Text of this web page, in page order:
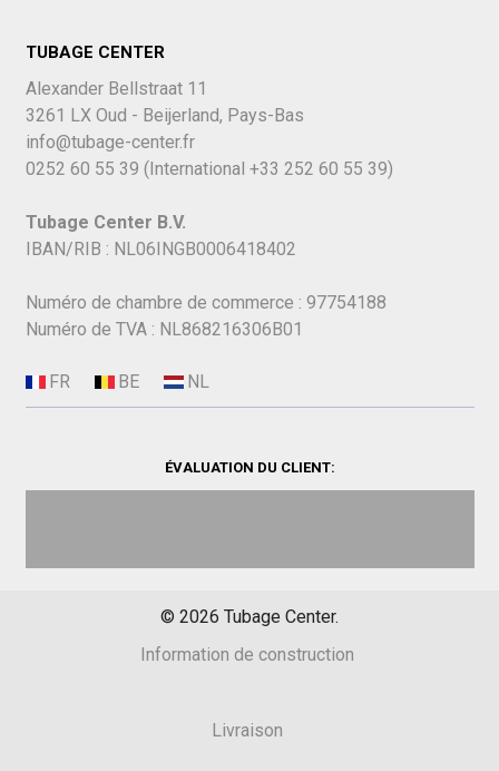
TUBAGE CENTER
Alexander Bellstraat 11
3261 LX Oud - Beijerland, Pays-Bas
info@tubage-center.fr
0252 60 55 39 (International +33 252 60 55 39)
Tubage Center B.V.
IBAN/RIB : NL06INGB0006418402
Numéro de chambre de commerce : 97754188
Numéro de TVA : NL868216306B01
ÉVALUATION DU CLIENT:
© 2026 Tubage Center.
Information de construction
Livraison